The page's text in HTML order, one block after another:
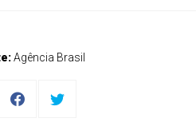
Agência Brasil